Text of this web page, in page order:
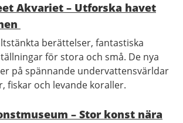
Akvariet – Utforska havet
berättelser, fantastiska
för stora och små. De nya
på spännande undervattensvärldar
fiskar och levande koraller.
– Stor konst nära